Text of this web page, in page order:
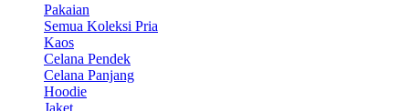
Pakaian
Semua Koleksi Pria
Kaos
Celana Pendek
Celana Panjang
Hoodie
Jaket